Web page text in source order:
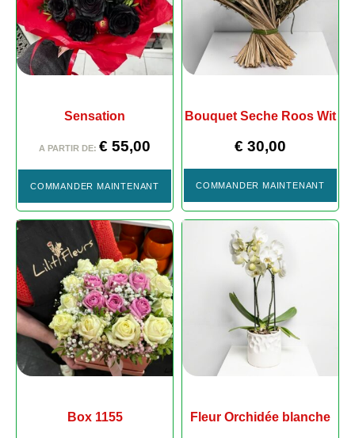
Sensation
A PARTIR DE: € 55,00
COMMANDER MAINTENANT
Bouquet Seche Roos Wit
€ 30,00
COMMANDER MAINTENANT
Box 1155 Fleur Orchidée blanche